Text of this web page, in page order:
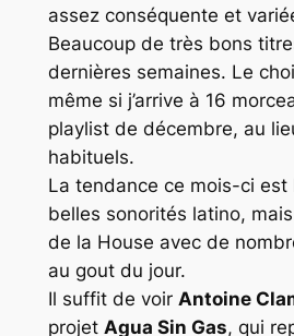
assez conséquente et
Beaucoup de très bons
dernières semaines. Le
même si j’arrive à 16
playlist de décembre, au
habituels.
La tendance ce mois-ci est
belles sonorités latino,
de la House avec de
au gout du jour.
Il suffit de voir Antoine
projet Agua Sin Gas, qui